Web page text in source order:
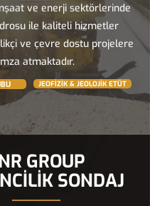
ve enerji sektörlerinde
ile kaliteli hizmetler
ve çevre dostu projelere
atmaktadır.
JEOFİZİK & JEOLOJİK ETÜT
GROUP
SONDAJ